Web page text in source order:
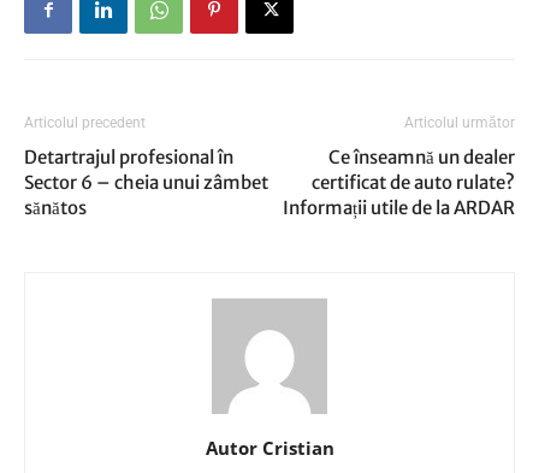
Articolul precedent
Detartrajul profesional în
Sector 6 – cheia unui zâmbet
sănătos
Articolul următor
Ce înseamnă un dealer
certificat de auto rulate?
Informații utile de la ARDAR
Autor Cristian